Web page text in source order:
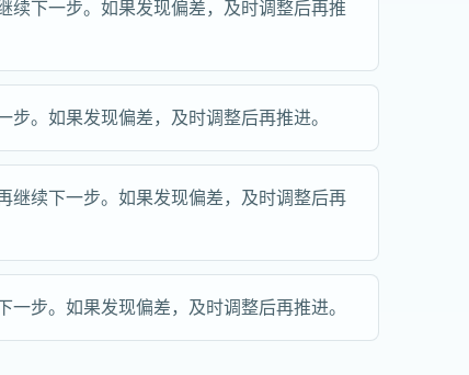
下一步。如果发现偏差，及时调整后再推
。如果发现偏差，及时调整后再推进。
续下一步。如果发现偏差，及时调整后再
步。如果发现偏差，及时调整后再推进。